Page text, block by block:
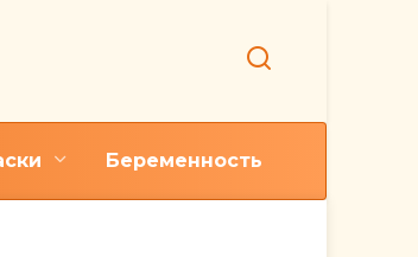
Беременность